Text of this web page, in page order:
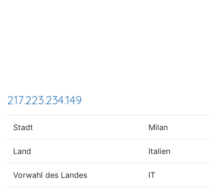
217.223.234.149
Stadt Milan
Land Italien
Vorwahl des Landes IT